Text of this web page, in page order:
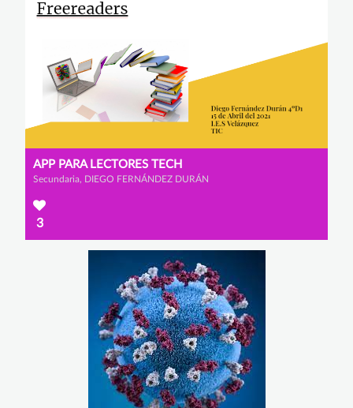
APP PARA LECTORES TECH
Secundaria, DIEGO FERNÁNDEZ DURÁN
3